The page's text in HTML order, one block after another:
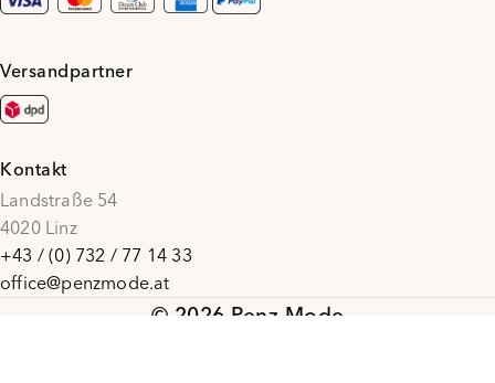
Versandpartner
Kontakt
Landstraße 54
4020 Linz
+43 / (0) 732 / 77 14 33
office@penzmode.at
© 2026 Penz Mode